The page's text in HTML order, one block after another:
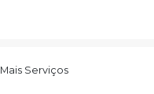
Mais Serviços